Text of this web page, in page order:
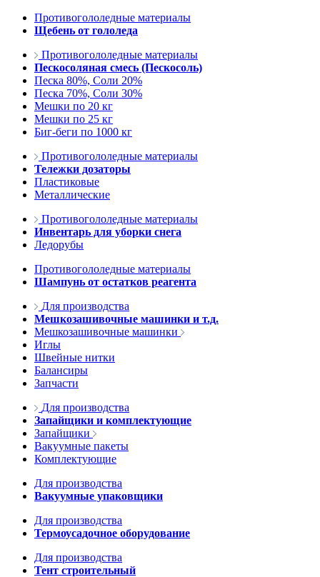
Противогололедные материалы
Щебень от гололеда
Противогололедные материалы
Пескосоляная смесь (Пескосоль)
Песка 80%, Соли 20%
Песка 70%, Соли 30%
Мешки по 20 кг
Мешки по 25 кг
Биг-беги по 1000 кг
Противогололедные материалы
Тележки дозаторы
Пластиковые
Металлические
Противогололедные материалы
Инвентарь для уборки снега
Ледорубы
Противогололедные материалы
Шампунь от остатков реагента
Для производства
Мешкозашивочные машинки и т.д.
Мешкозашивочные машинки
Иглы
Швейные нитки
Балансиры
Запчасти
Для производства
Запайщики и комплектующие
Запайщики
Вакуумные пакеты
Комплектующие
Для производства
Вакуумные упаковщики
Для производства
Термоусадочное оборудование
Для производства
Тент строительный